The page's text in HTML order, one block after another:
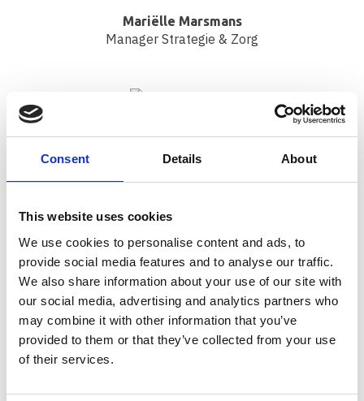
Consent Details About
This website uses cookies
We use cookies to personalise content and ads, to
provide social media features and to analyse our traffic.
We also share information about your use of our site with
our social media, advertising and analytics partners who
may combine it with other information that you’ve
provided to them or that they’ve collected from your use
of their services.
Mariëlle Marsmans
Manager Strategie & Zorg
Samenstelling raad van toezicht
Voorzitter
De heer G.M. (Gijs) van Rozendaal
Vice-voorzitter
Mevrouw G.M.L. (Bea) Rombouts-Schouten